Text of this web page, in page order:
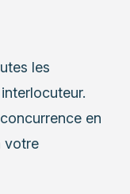
les
en
votre